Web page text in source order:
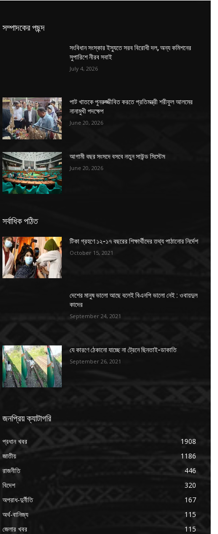
সম্পাদকের পছন্দ
সংবিধান সংস্কার ইস্যুতে সরব বিরোধী দল, অন্য কমিশনের
সুপারিশে নীরব সবাই
July 4, 2026
পাট খাতকে পুনরুজ্জীবিত করতে প্রতিমন্ত্রী শরীফুল আলমের
নানামুখী পদক্ষেপ
June 20, 2026
আগামী বছর সংসদে বসবে নতুন সাউন্ড সিস্টেম
June 20, 2026
সর্বাধিক পঠিত
টিকা গ্রহণে ১২-১৭ বছরের শিক্ষার্থীদের তথ্য পাঠানোর নির্দেশ
October 15, 2021
দেশের মানুষ ভালো আছে বলেই বিএনপি ভালো নেই : ওবায়দুল
কাদের
September 24, 2021
যে কারণে ঠেকানো যাচ্ছে না ট্রেনে ছিনতাই-ডাকাতি
September 26, 2021
জনপ্রিয় ক্যাটাগরি
প্রধান খবর
1908
জাতীয়
1186
রাজনীতি
446
বিদেশ
320
অপরাধ-দুর্নীতি
167
অর্থ-বানিজ্য
115
জেলার খবর
115